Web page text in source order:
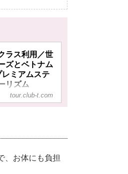
ラス利用／世
ズとベトナム
ミアムステ
リズム
用／世界遺産ハ
tour.club-t.com
、お体にも負担